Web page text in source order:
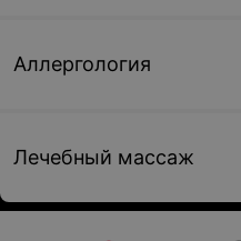
Аллергология
Лечебный массаж